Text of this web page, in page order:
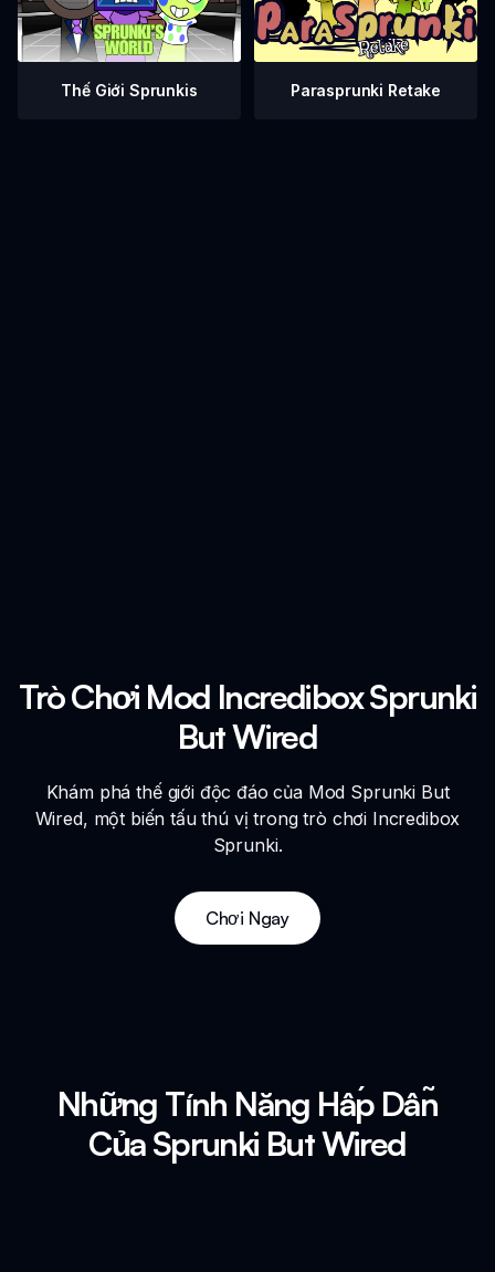
Thế Giới Sprunkis Parasprunki Retake
Trò Chơi Mod Incredibox Sprunki
But Wired
Khám phá thế giới độc đáo của Mod Sprunki But
Wired, một biến tấu thú vị trong trò chơi Incredibox
Sprunki.
Chơi Ngay
Những Tính Năng Hấp Dẫn
Của Sprunki But Wired